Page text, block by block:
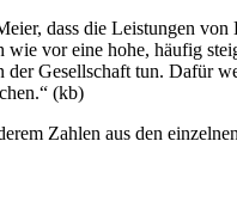
dass die Leistungen
vor eine hohe, häufig
Gesellschaft tun. Dafür
(kb)
Zahlen aus den